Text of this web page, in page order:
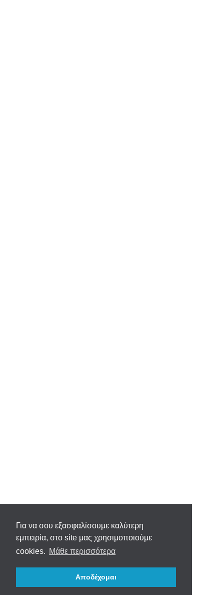
Για να σου εξασφαλίσουμε καλύτερη
εμπειρία, στο site μας χρησιμοποιούμε
cookies. Μάθε περισσότερα
Αποδέχομαι